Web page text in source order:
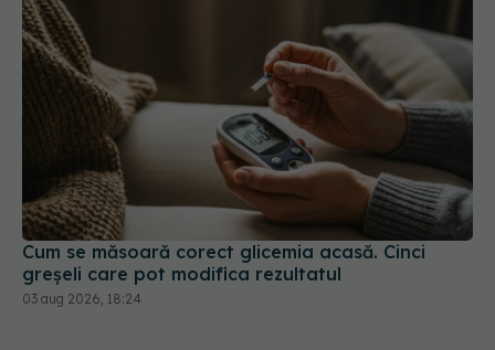
Cum se măsoară corect glicemia acasă. Cinci
greșeli care pot modifica rezultatul
03 aug 2026, 18:24